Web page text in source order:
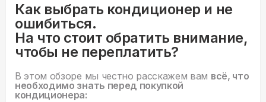
Как выбрать кондиционер и не
ошибиться.
На что стоит обратить внимание,
чтобы не переплатить?
В этом обзоре мы честно расскажем вам всё, что
необходимо знать перед покупкой
кондиционера: